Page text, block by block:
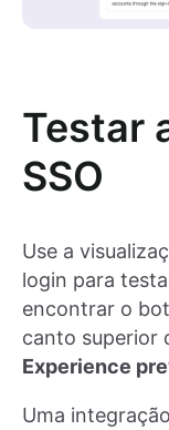
Testar
SSO
Use a
login para
encontrar o
canto superior
Experience
Uma